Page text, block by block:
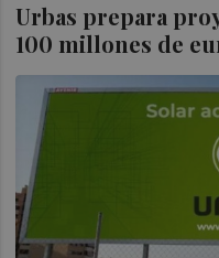
Urbas prepara
100 millones de